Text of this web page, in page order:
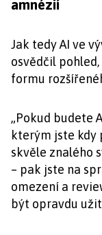
amnézií
Jak tedy AI ve
osvědčil
formu
„Pokud budete
kterým jste kdy
skvěle znalého
– pak jste na
omezení a
být opravdu